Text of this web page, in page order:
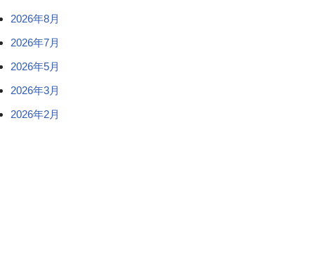
2026年8月
2026年7月
2026年5月
2026年3月
2026年2月